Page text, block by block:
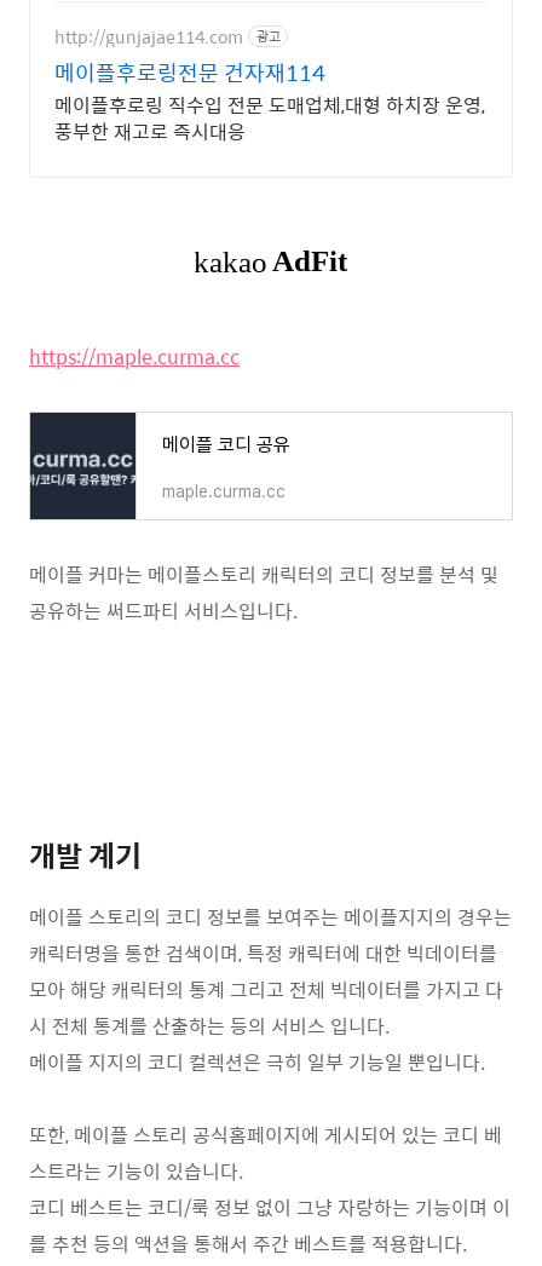
의 신규 상품 업로드
http://gunjajae114.com 광고
메이플후로링전문 건자재114
메이플후로링 직수입 전문 도매업체,대형 하치장 운영,
풍부한 재고로 즉시대응
https://maple.curma.cc
메이플 코디 공유
maple.curma.cc
메이플 커마는 메이플스토리 캐릭터의 코디 정보를 분석 및
공유하는 써드파티 서비스입니다.
개발 계기
메이플 스토리의 코디 정보를 보여주는 메이플지지의 경우는
캐릭터명을 통한 검색이며, 특정 캐릭터에 대한 빅데이터를
모아 해당 캐릭터의 통계 그리고 전체 빅데이터를 가지고 다
시 전체 통계를 산출하는 등의 서비스 입니다.
메이플 지지의 코디 컬렉션은 극히 일부 기능일 뿐입니다.
또한, 메이플 스토리 공식홈페이지에 게시되어 있는 코디 베
스트라는 기능이 있습니다.
코디 베스트는 코디/룩 정보 없이 그냥 자랑하는 기능이며 이
를 추천 등의 액션을 통해서 주간 베스트를 적용합니다.